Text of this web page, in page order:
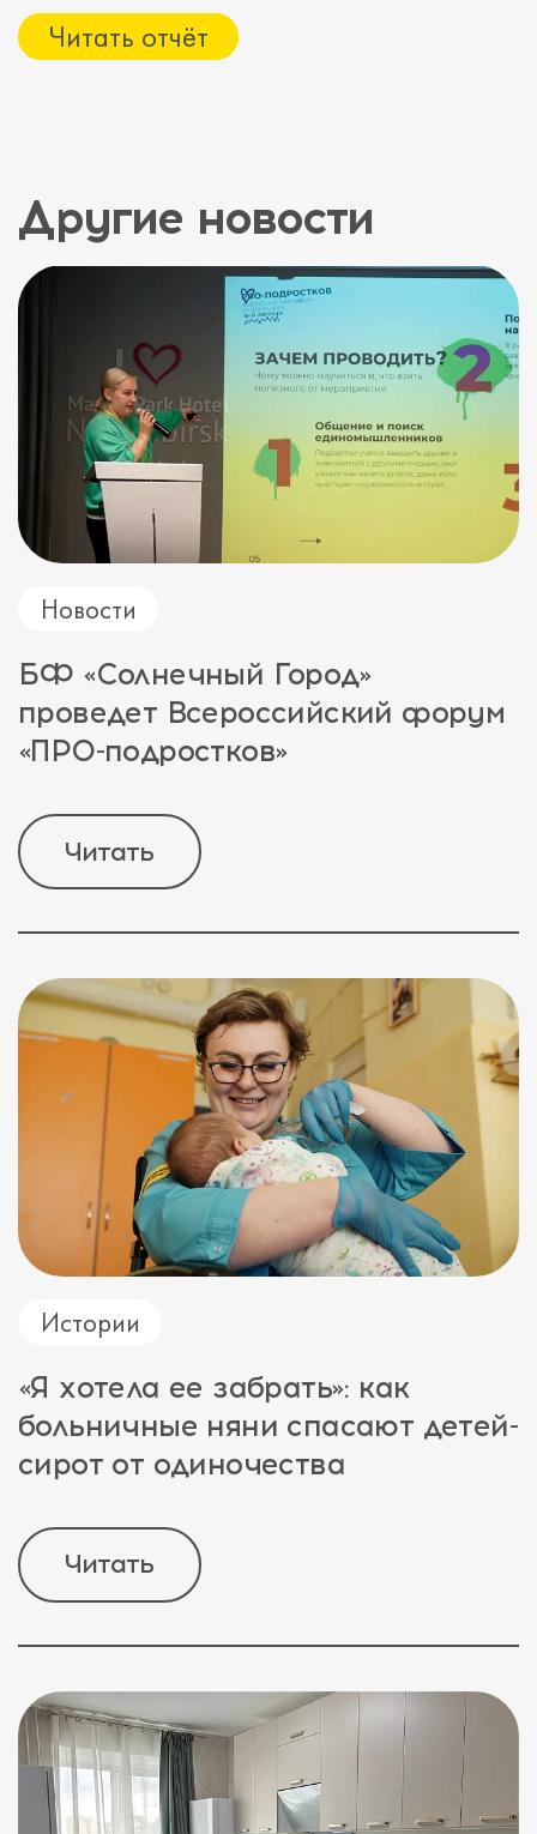
Читать отчёт
Другие новости
Новости
БФ «Солнечный Город»
проведет Всероссийский форум
«ПРО-подростков»
Читать
Истории
«Я хотела ее забрать»: как
больничные няни спасают детей-
сирот от одиночества
Читать